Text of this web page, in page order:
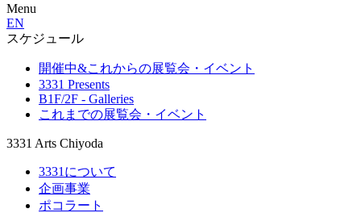
Menu
EN
スケジュール
開催中&これからの展覧会・イベント
3331 Presents
B1F/2F - Galleries
これまでの展覧会・イベント
3331 Arts Chiyoda
3331について
企画事業
ポコラート